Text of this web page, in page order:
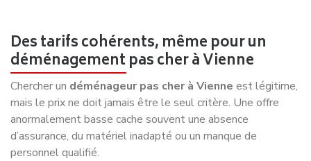
Des tarifs cohérents, même pour un
déménagement pas cher à Vienne
Chercher un déménageur pas cher à Vienne est légitime,
mais le prix ne doit jamais être le seul critère. Une offre
anormalement basse cache souvent une absence
d’assurance, du matériel inadapté ou un manque de
personnel qualifié.